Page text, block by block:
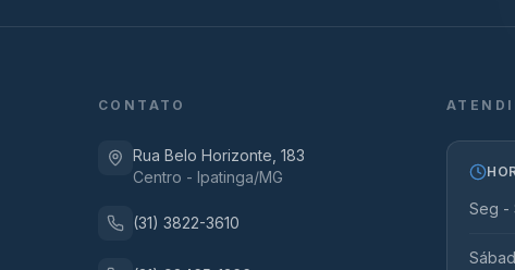
CONTATO
Rua Belo Horizonte, 183
Centro - Ipatinga/MG
(31) 3822-3610
Seg -